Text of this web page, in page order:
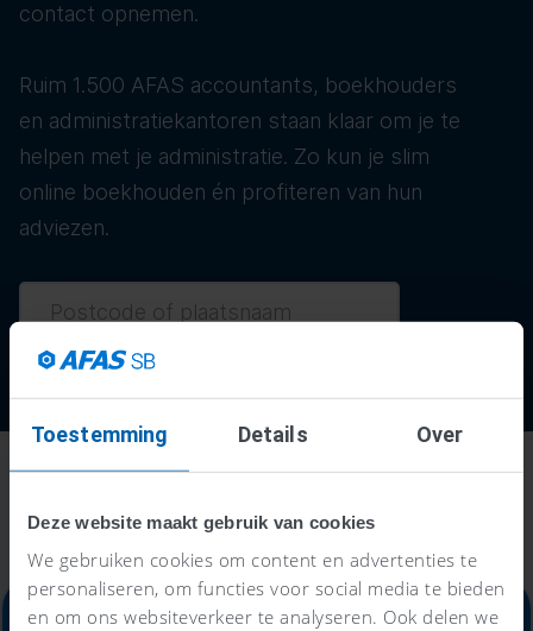
Toestemming Details Over
Deze website maakt gebruik van cookies
We gebruiken cookies om content en advertenties te
personaliseren, om functies voor social media te bieden
en om ons websiteverkeer te analyseren. Ook delen we
contact opnemen.
Ruim 1.500 AFAS accountants, boekhouders
en administratiekantoren staan klaar om je te
helpen met je administratie. Zo kun je slim
online boekhouden én profiteren van hun
adviezen.